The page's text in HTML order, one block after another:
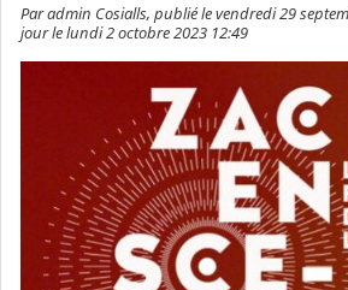
Par admin Cosialls, publié le vendredi 29
jour le lundi 2 octobre 2023 12:49